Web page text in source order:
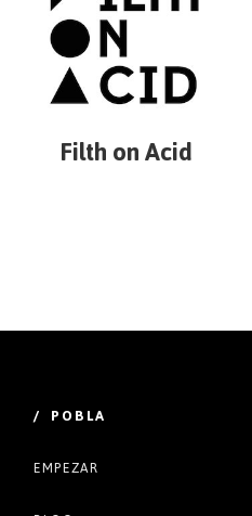
Filth on Acid
/ POBLA
EMPEZAR